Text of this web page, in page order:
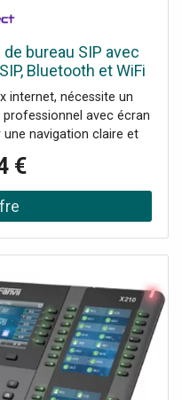
bureau SIP avec
Bluetooth et WiFi
internet, nécessite un
avec écran
une navigation claire et
flexible sans câblage
Yealink Optima HD et
des conversations
Ethernet avec PoE pour
réseau haute
€